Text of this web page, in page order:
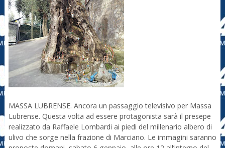
MASSA LUBRENSE. Ancora un passaggio televisivo per Massa
Lubrense. Questa volta ad essere protagonista sarà il presepe
realizzato da Raffaele Lombardi ai piedi del millenario albero di
ulivo che sorge nella frazione di Marciano. Le immagini saranno